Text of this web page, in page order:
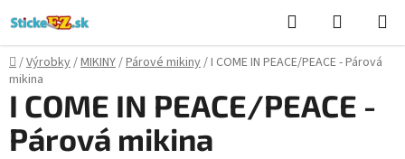
na
obsah
Hľadať
KOŠÍK
Domov
/Výrobky/MIKINY/Párové mikiny/I COME IN PEACE/PEACE - Párová
mikina
I COME IN PEACE/PEACE -
Párová mikina